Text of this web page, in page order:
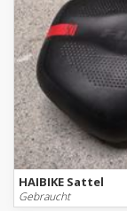
HAIBIKE Sattel
Gebraucht